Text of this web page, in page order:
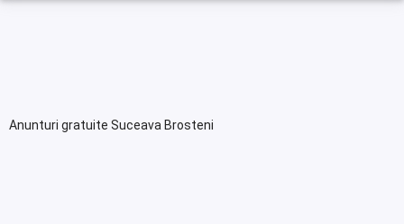
Anunturi gratuite Suceava Brosteni